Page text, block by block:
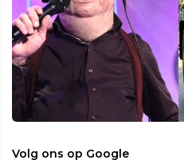
Volg ons op Google